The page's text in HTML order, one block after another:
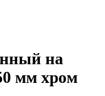
на
мм хром